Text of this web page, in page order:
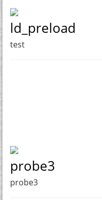
ld_preload
test
probe3
probe3